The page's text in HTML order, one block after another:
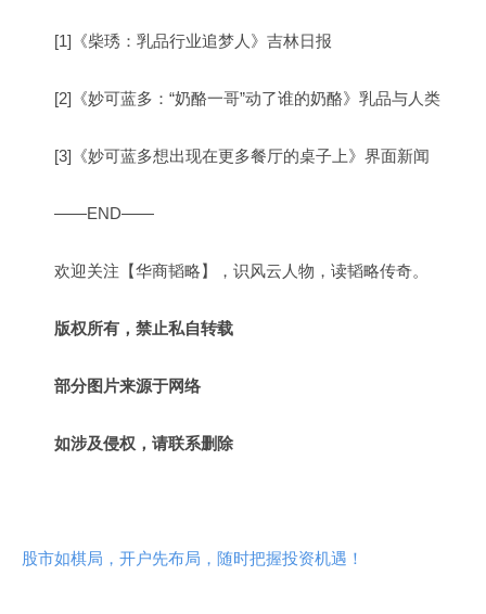
[1]《柴琇：乳品行业追梦人》吉林日报
[2]《妙可蓝多：“奶酪一哥”动了谁的奶酪》乳品与人类
[3]《妙可蓝多想出现在更多餐厅的桌子上》界面新闻
——END——
欢迎关注【华商韬略】，识风云人物，读韬略传奇。
版权所有，禁止私自转载
部分图片来源于网络
如涉及侵权，请联系删除
股市如棋局，开户先布局，随时把握投资机遇！